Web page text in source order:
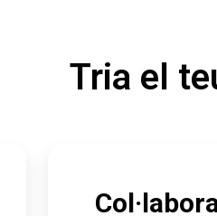
Tria el